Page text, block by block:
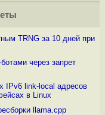
TRNG за 10 дней при
через запрет
IPv6 link-local адресов
в Linux
llama.cpp